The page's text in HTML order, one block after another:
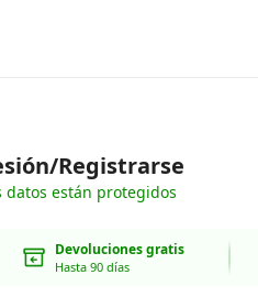
Registrarse
datos están protegidos
Devoluciones gratis
Hasta 90 días